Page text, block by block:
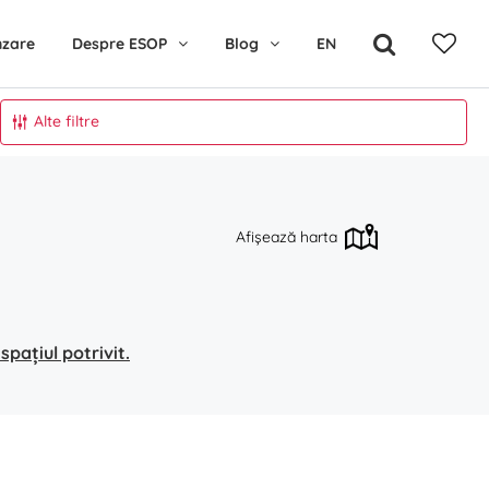
Despre ESOP Blog EN
Alte filtre
Afișează harta
potrivit.